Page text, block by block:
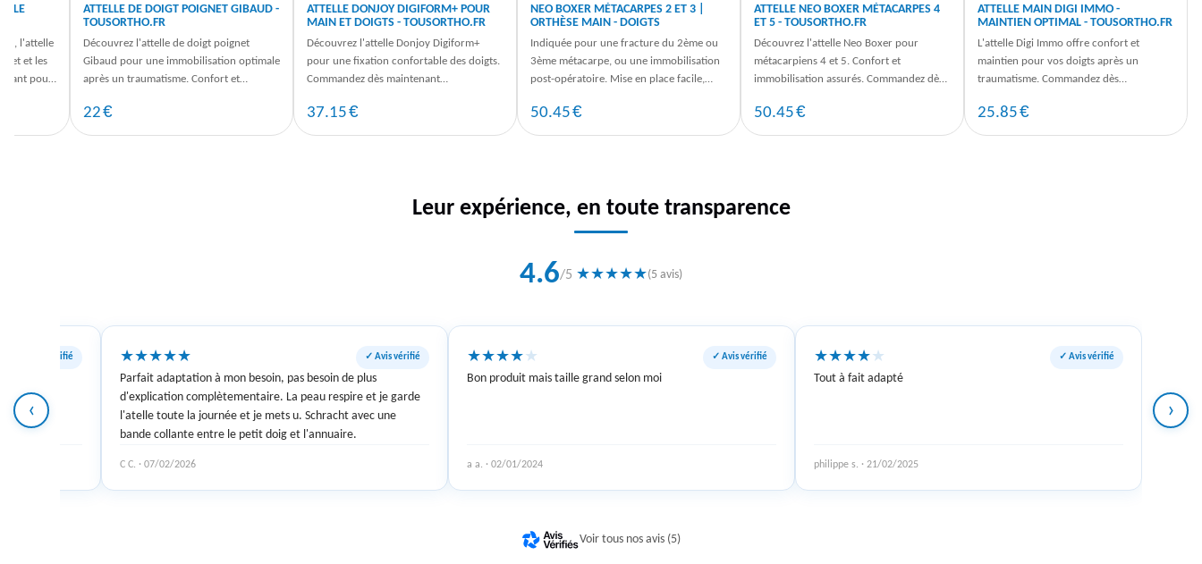
l'attelle
et les
pour
ATTELLE DE DOIGT POIGNET GIBAUD -
TOUSORTHO.FR
Découvrez l'attelle de doigt poignet
Gibaud pour une immobilisation optimale
après un traumatisme. Confort et
22€
ATTELLE DONJOY DIGIFORM+ POUR
MAIN ET DOIGTS - TOUSORTHO.FR
Découvrez l'attelle Donjoy Digiform+
pour une fixation confortable des doigts.
Commandez dès maintenant
37.15€
NEO BOXER MÉTACARPES 2 ET 3 |
ORTHÈSE MAIN - DOIGTS
Indiquée pour une fracture du 2ème ou
3ème métacarpe, ou une immobilisation
post-opératoire. Mise en place facile,
50.45€
ATTELLE NEO BOXER MÉTACARPES 4
ET 5 - TOUSORTHO.FR
Découvrez l'attelle Neo Boxer pour
métacarpiens 4 et 5. Confort et
immobilisation assurés. Commandez dès
50.45€
ATTELLE MAIN DIGI IMMO -
MAINTIEN OPTIMAL - TOUSORTHO.FR
L'attelle Digi Immo offre confort et
maintien pour vos doigts après un
traumatisme. Commandez dès
un usage ...
25.85€
Leur expérience, en toute transparence
4.6/5 ★★★★★(5 avis)
✓ Avis vérifié ★★★★★ ✓ Avis vérifié
Parfait adaptation à mon besoin, pas besoin de plus
d'explication complètementaire. La peau respire et je garde
l'atelle toute la journée et je mets u. Schracht avec une
bande collante entre le petit doig et l'annuaire.
C C. · 07/02/2026
★★★★★ ✓ Avis vérifié
Bon produit mais taille grand selon moi
a a. · 02/01/2024
★★★★★ ✓ Avis vérifié
Tout à fait adapté
philippe s. · 21/02/2025
‹ ›
Voir tous nos avis (5)